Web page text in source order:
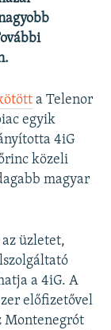
a Telenor
egyik
4iG
közeli
magyar
üzletet,
a 4iG. A
előfizetővel
Montenegrót